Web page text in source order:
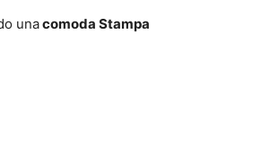
unacomoda Stampa